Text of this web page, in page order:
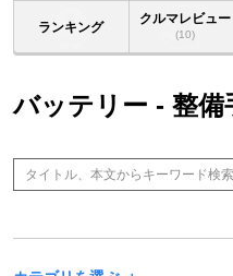
ランキング
クルマレビュー
(10)
バッテリー - 整備